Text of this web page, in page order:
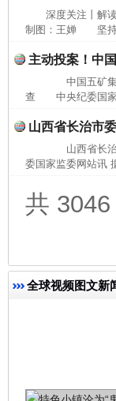
深度关注丨解
制图：王婵 坚持
主动投案！中
中国五矿集
查 中央纪委国家
山西省长治市
山西省长治
委国家监委网站讯
共
全球视频图文新